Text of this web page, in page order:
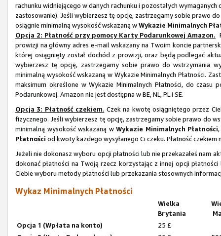
rachunku widniejącego w danych rachunku i pozostałych
zastosowanie). Jeśli wybierzesz tę opcję, zastrzegamy sobie prawo
osiągnie minimalną wysokość wskazaną wWykazie Minimalnych
Opcja 2: Płatność przy pomocy Karty Podarunkowej Amazon.
prowizji na główny adres e-mail wskazany na Twoim koncie
której osiągnięty został dochód z prowizji, oraz będą podlegać
wybierzesz tę opcję, zastrzegamy sobie prawo do wstrzymania
minimalną wysokość wskazaną w Wykazie Minimalnych Płatności.
maksimum określone w Wykazie Minimalnych Płatności, do
Podarunkowej. Amazon nie jest dostępna w BE, NL, PL i SE.
Opcja 3: Płatność czekiem. Czek na kwotę osiągniętego przez
fizycznego. Jeśli wybierzesz tę opcję, zastrzegamy sobie prawo do
minimalną wysokość wskazaną wWykazie Minimalnych Płatności
Płatności od kwoty każdego wysyłanego Ci czeku. Płatność czekiem
Jeżeli nie dokonasz wyboru opcji płatności lub nie przekazałeś nam
dokonać płatności na Twoją rzecz korzystając z innej opcji
Ciebie wyboru metody płatności lub przekazania stosownych
Wykaz Minimalnych Płatności
Wielka
Brytania
Opcja 1 (Wpłata na konto)
25 £